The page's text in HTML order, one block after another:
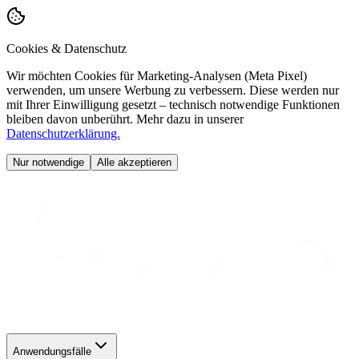
Cookies & Datenschutz
Wir möchten Cookies für Marketing-Analysen (Meta Pixel)
verwenden, um unsere Werbung zu verbessern. Diese werden nur
mit Ihrer Einwilligung gesetzt – technisch notwendige Funktionen
bleiben davon unberührt. Mehr dazu in unserer
Datenschutzerklärung.
Nur notwendige Alle akzeptieren
Anwendungsfälle